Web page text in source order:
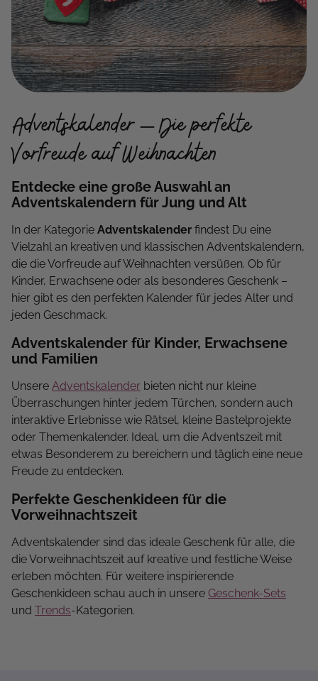
Adventskalender – Die perfekte
Vorfreude auf Weihnachten
Entdecke eine große Auswahl an
Adventskalendern für Jung und Alt
In der Kategorie Adventskalender findest Du eine
Vielzahl an kreativen und klassischen Adventskalendern,
die die Vorfreude auf Weihnachten versüßen. Ob für
Kinder, Erwachsene oder als besonderes Geschenk –
hier gibt es den perfekten Kalender für jedes Alter und
jeden Geschmack.
Adventskalender für Kinder, Erwachsene
und Familien
Unsere Adventskalender bieten nicht nur kleine
Überraschungen hinter jedem Türchen, sondern auch
interaktive Erlebnisse wie Rätsel, kleine Bastelprojekte
oder Themenkalender. Ideal, um die Adventszeit mit
etwas Besonderem zu bereichern und täglich eine neue
Freude zu entdecken.
Perfekte Geschenkideen für die
Vorweihnachtszeit
Adventskalender sind das ideale Geschenk für alle, die
die Vorweihnachtszeit auf kreative und festliche Weise
erleben möchten. Für weitere inspirierende
Geschenkideen schau auch in unsere Geschenk-Sets
und Trends-Kategorien.